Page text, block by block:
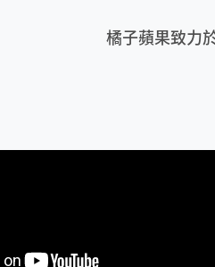
橘子蘋果致力